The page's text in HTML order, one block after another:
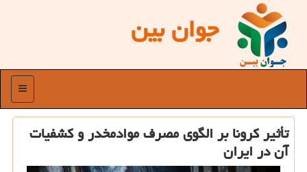
جوان بین
منو
تأثیر كرونا بر الگوی مصرف موادمخدر و كشفیات
آن در ایران